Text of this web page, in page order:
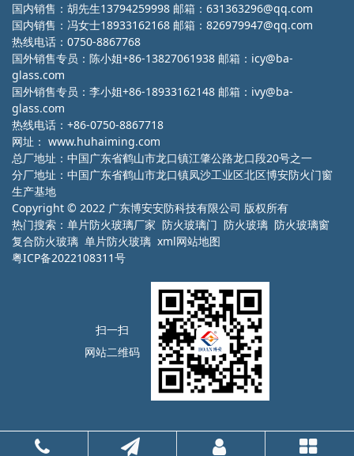
国内销售：胡先生13794259998 邮箱：631363296@qq.com
国内销售：冯女士18933162168 邮箱：826979947@qq.com
热线电话：0750-8867768
国外销售专员：陈小姐+86-13827061938 邮箱：icy@ba-
glass.com
国外销售专员：李小姐+86-18933162148 邮箱：ivy@ba-
glass.com
热线电话：+86-0750-8867718
网址： www.huhaiming.com
总厂地址：中国广东省鹤山市龙口镇江肇公路龙口段20号之一
分厂地址：中国广东省鹤山市龙口镇凤沙工业区北区博安防火门窗
生产基地
Copyright © 2022 广东博安安防科技有限公司 版权所有
热门搜索： 单片防火玻璃厂家 防火玻璃门 防火玻璃 防火玻璃窗
复合防火玻璃 单片防火玻璃 xml网站地图
粤ICP备2022108311号
扫一扫
网站二维码